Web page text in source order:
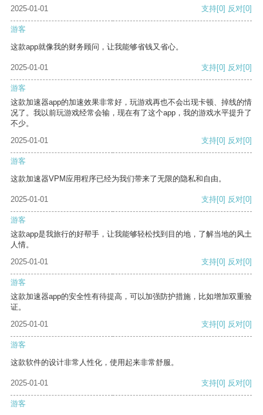
2025-01-01
支持[0] 反对[0]
游客
这款app就像我的财务顾问，让我能够省钱又省心。
2025-01-01 支持[0] 反对[0]
游客
这款加速器app的加速效果非常好，玩游戏再也不会出现卡顿、掉线的情
况了。我以前玩游戏经常会输，现在有了这个app，我的游戏水平提升了
不少。
2025-01-01
支持[0] 反对[0]
游客
这款加速器VPM应用程序已经为我们带来了无限的隐私和自由。
2025-01-01 支持[0] 反对[0]
游客
这款app是我旅行的好帮手，让我能够轻松找到目的地，了解当地的风土
人情。
2025-01-01
支持[0] 反对[0]
游客
这款加速器app的安全性有待提高，可以加强防护措施，比如增加双重验
证。
2025-01-01
支持[0] 反对[0]
游客
这款软件的设计非常人性化，使用起来非常舒服。
2025-01-01 支持[0] 反对[0]
游客